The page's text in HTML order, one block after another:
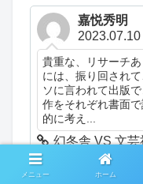
嘉悦秀明
2023.07.10
貴重な、リサーチ
には、振り回され
ソに言われて出版
作をそれぞれ書面
的に考え...
幻冬舎 VS 文
話）（日記）
メニュー ホーム